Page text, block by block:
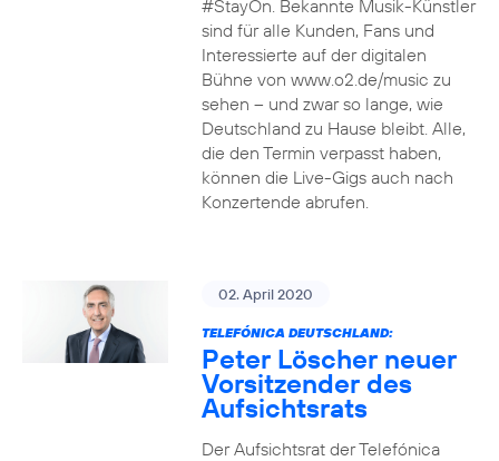
#StayOn. Bekannte Musik-Künstler
sind für alle Kunden, Fans und
Interessierte auf der digitalen
Bühne von www.o2.de/music zu
sehen – und zwar so lange, wie
Deutschland zu Hause bleibt. Alle,
die den Termin verpasst haben,
können die Live-Gigs auch nach
Konzertende abrufen.
02. April 2020
TELEFÓNICA DEUTSCHLAND:
Peter Löscher neuer
Vorsitzender des
Aufsichtsrats
Der Aufsichtsrat der Telefónica